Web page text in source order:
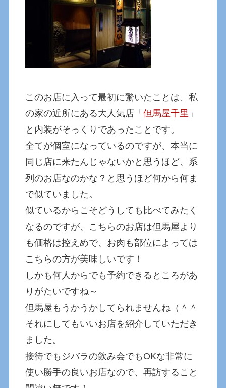
このお店に入って最初に驚いたことは、私
の家の近所にある大人気店「但馬屋千里 」
と内装がそっくりであったことです。
全てが個室になっているのですが、本当に
同じ店に来たんじゃないかと思うほど、系
列のお店なのかな？と思うほど何から何ま
で似ていました。
似ているからこそどうしても比べてみたく
なるのですが、こちらのお店は但馬屋より
も価格は控えめで、お肉も部位によっては
こちらの方が美味しいです！
しかも何人からでも予約できるところがあ
りがたいですね～
但馬屋もうかうかしてられませんね（＾＾
それにしてもいいお店を紹介していただき
ました。
接待でもジバラの飲み会でもOKな非常に
使い勝手の良いお店なので、再訪すること